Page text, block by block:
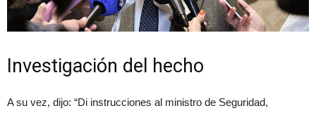
Investigación del hecho
A su vez, dijo: “Di instrucciones al ministro de Seguridad,